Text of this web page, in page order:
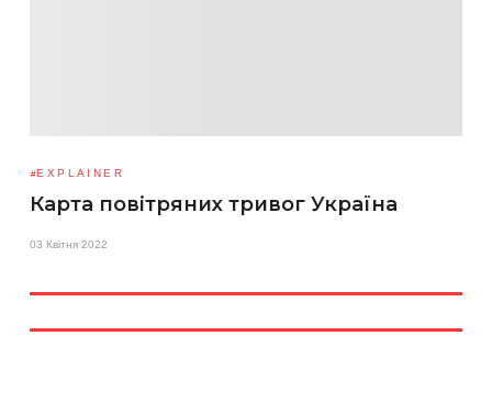
EXPLAINER
Карта повітряних тривог Україна
03 Квітня 2022